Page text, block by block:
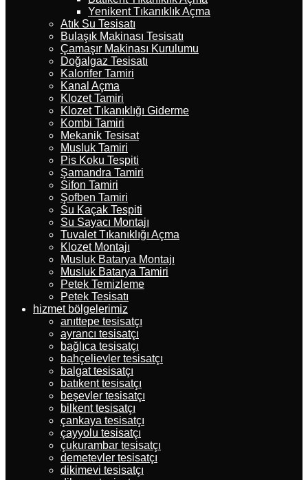
Yenikent Tıkanıklık Açma
Atık Su Tesisatı
Bulaşık Makinası Tesisatı
Çamaşır Makinası Kurulumu
Doğalgaz Tesisatı
Kalorifer Tamiri
Kanal Açma
Klozet Tamiri
Klozet Tıkanıklığı Giderme
Kombi Tamiri
Mekanik Tesisat
Musluk Tamiri
Pis Koku Tespiti
Şamandra Tamiri
Sifon Tamiri
Şofben Tamiri
Su Kaçak Tespiti
Su Sayacı Montajı
Tuvalet Tıkanıklığı Açma
Klozet Montajı
Musluk Batarya Montajı
Musluk Batarya Tamiri
Petek Temizleme
Petek Tesisatı
hizmet bölgelerimiz
anıttepe tesisatçı
ayrancı tesisatçı
bağlıca tesisatçı
bahçelievler tesisatçı
balgat tesisatçı
batıkent tesisatçı
beşevler tesisatçı
bilkent tesisatçı
çankaya tesisatçı
çayyolu tesisatçı
çukurambar tesisatçı
demetevler tesisatçı
dikimevi tesisatçı